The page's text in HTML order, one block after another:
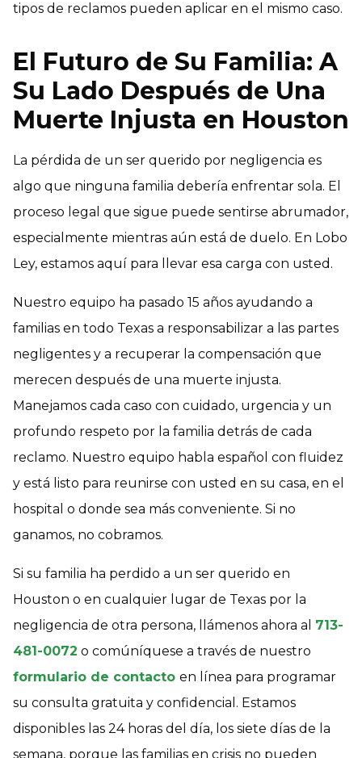
tipos de reclamos pueden aplicar en el mismo caso.
El Futuro de Su Familia: A
Su Lado Después de Una
Muerte Injusta en Houston
La pérdida de un ser querido por negligencia es
algo que ninguna familia debería enfrentar sola. El
proceso legal que sigue puede sentirse abrumador,
especialmente mientras aún está de duelo. En Lobo
Ley, estamos aquí para llevar esa carga con usted.
Nuestro equipo ha pasado 15 años ayudando a
familias en todo Texas a responsabilizar a las partes
negligentes y a recuperar la compensación que
merecen después de una muerte injusta.
Manejamos cada caso con cuidado, urgencia y un
profundo respeto por la familia detrás de cada
reclamo. Nuestro equipo habla español con fluidez
y está listo para reunirse con usted en su casa, en el
hospital o donde sea más conveniente. Si no
ganamos, no cobramos.
Si su familia ha perdido a un ser querido en
Houston o en cualquier lugar de Texas por la
negligencia de otra persona, llámenos ahora al 713-
481-0072 o comúníquese a través de nuestro
formulario de contacto en línea para programar
su consulta gratuita y confidencial. Estamos
disponibles las 24 horas del día, los siete días de la
semana, porque las familias en crisis no pueden